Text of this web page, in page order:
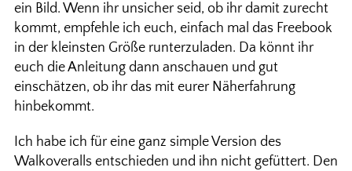
ein Bild. Wenn ihr unsicher seid, ob ihr damit zurecht
kommt, empfehle ich euch, einfach mal das Freebook
in der kleinsten Größe runterzuladen. Da könnt ihr
euch die Anleitung dann anschauen und gut
einschätzen, ob ihr das mit eurer Näherfahrung
hinbekommt.
Ich habe ich für eine ganz simple Version des
Walkoveralls entschieden und ihn nicht gefüttert. Den